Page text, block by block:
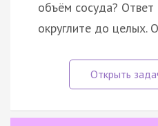
объём сосуда? Ответ
округлите до целых.